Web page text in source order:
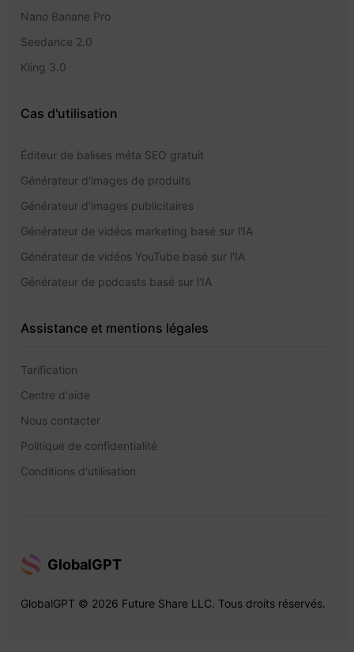
Nano Banane Pro
Seedance 2.0
Kling 3.0
Cas d'utilisation
Éditeur de balises méta SEO gratuit
Générateur d'images de produits
Générateur d'images publicitaires
Générateur de vidéos marketing basé sur l'IA
Générateur de vidéos YouTube basé sur l'IA
Générateur de podcasts basé sur l'IA
Assistance et mentions légales
Tarification
Centre d'aide
Nous contacter
Politique de confidentialité
Conditions d'utilisation
GlobalGPT
GlobalGPT © 2026 Future Share LLC. Tous droits réservés.